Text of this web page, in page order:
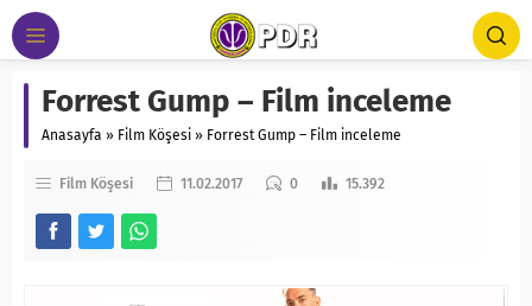
Forrest Gump – Film inceleme
Anasayfa » Film Köşesi » Forrest Gump – Film inceleme
Film Köşesi 11.02.2017 0 15.392